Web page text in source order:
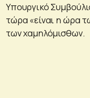
Υπουργικό
τώρα «είναι η ώρα
των χαμηλόμισθων.